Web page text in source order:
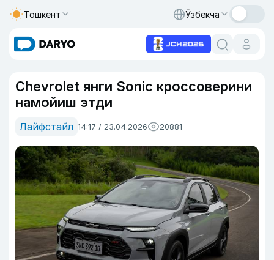
Тошкент Ўзбекча
Chevrolet янги Sonic кроссоверини
намойиш этди
Лайфстайл 14:17 / 23.04.2026 20881